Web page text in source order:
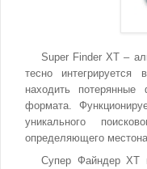
Super Finder XT –
тесно
находить
формата.
уникального
определяющего
Супер Файндер ХТ